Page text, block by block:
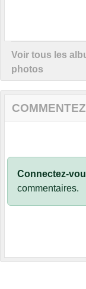
Voir tous les
photos
Connectez-
commentaires.